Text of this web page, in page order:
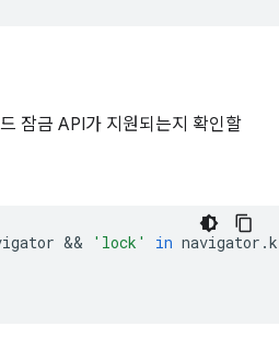
잠금 API가 지원되는지 확인할
&& 'lock' in navigator .